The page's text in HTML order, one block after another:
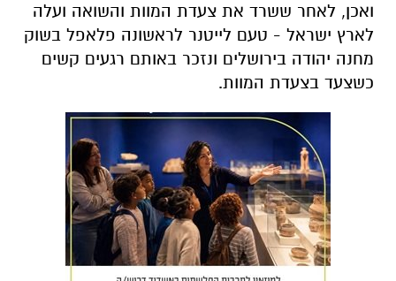
ואכן, לאחר ששרד את צעדת המוות והשואה ועלה
לארץ ישראל - טעם לייטנר לראשונה פלאפל בשוק
מחנה יהודה בירושלים ונזכר באותם רגעים קשים
כשצעד בצעדת המוות.